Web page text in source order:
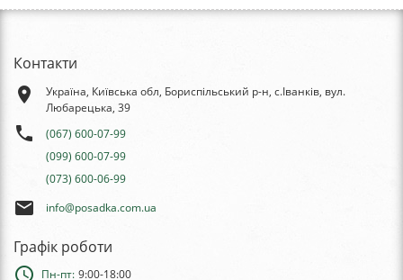
Контакти
place
Україна, Київська обл, Бориспільський р-н, с.Іванків, вул.
Любарецька, 39
phone
(067) 600-07-99
(099) 600-07-99
(073) 600-06-99
email info@posadka.com.ua
Графік роботи
schedule Пн-пт: 9:00-18:00